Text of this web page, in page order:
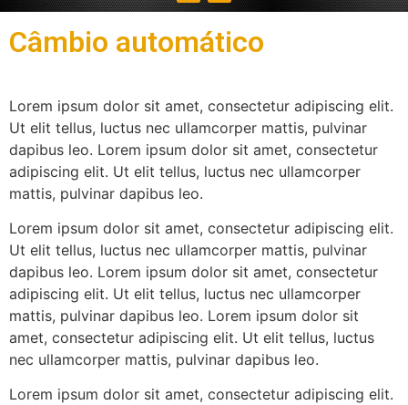
Câmbio automático
Lorem ipsum dolor sit amet, consectetur adipiscing elit.
Ut elit tellus, luctus nec ullamcorper mattis, pulvinar
dapibus leo. Lorem ipsum dolor sit amet, consectetur
adipiscing elit. Ut elit tellus, luctus nec ullamcorper
mattis, pulvinar dapibus leo.
Lorem ipsum dolor sit amet, consectetur adipiscing elit.
Ut elit tellus, luctus nec ullamcorper mattis, pulvinar
dapibus leo. Lorem ipsum dolor sit amet, consectetur
adipiscing elit. Ut elit tellus, luctus nec ullamcorper
mattis, pulvinar dapibus leo. Lorem ipsum dolor sit
amet, consectetur adipiscing elit. Ut elit tellus, luctus
nec ullamcorper mattis, pulvinar dapibus leo.
Lorem ipsum dolor sit amet, consectetur adipiscing elit.